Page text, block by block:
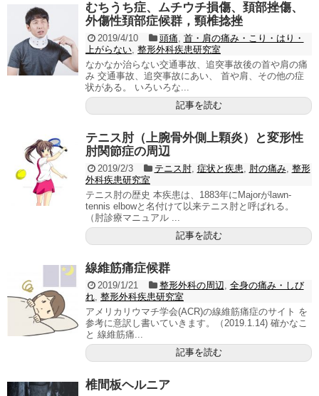
むちうち症、ムチウチ損傷、頚部挫傷、
外傷性頚部症候群，頸椎捻挫
2019/4/10 頭痛, 首・肩の痛み・こり・はり・
上がらない, 整形外科疾患研究室
なかなか治らない交通事故、追突事故後の首や肩の痛
み 交通事故、追突事故にあい、 首や肩、その他の症
状がある。 いろいろな...
記事を読む
テニス肘（上腕骨外側上顆炎）と変形性
肘関節症の周辺
2019/2/3 テニス肘, 症状と疾患, 肘の痛み, 整形
外科疾患研究室
テニス肘の歴史 本疾患は、1883年にMajorがlawn-
tennis elbowと名付けて以来テニス肘と呼ばれる。
（肘診療マニュアル ...
記事を読む
線維筋痛症候群
2019/1/21 整形外科の周辺, 全身の痛み・しび
れ, 整形外科疾患研究室
アメリカリウマチ学会(ACR)の線維筋痛症のサイト を
参考に意訳し書いていきます。（2019.1.14) 確かなこ
と 線維筋痛...
記事を読む
椎間板ヘルニア